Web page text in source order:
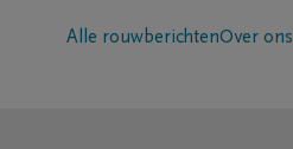
Alle rouwberichtenOver ons